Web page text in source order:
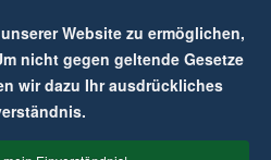
Website zu ermöglichen,
nicht gegen geltende Gesetze
wir dazu Ihr ausdrückliches